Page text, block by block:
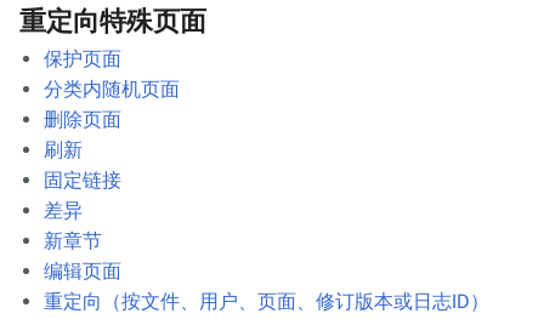
重定向特殊页面
保护页面
分类内随机页面
删除页面
刷新
固定链接
差异
新章节
编辑页面
重定向（按文件、用户、页面、修订版本或日志ID）